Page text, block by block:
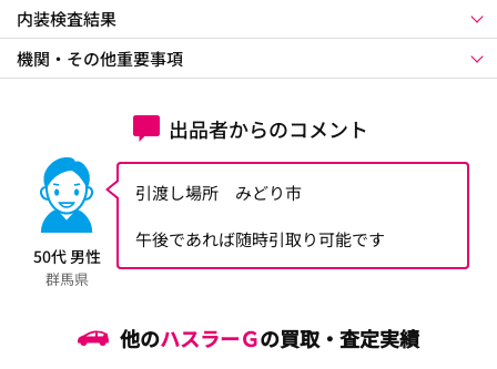
内装検査結果
機関・その他重要事項
出品者からのコメント
50代 男性
群馬県
引渡し場所 みどり市
午後であれば随時引取り可能です
他のハスラーＧの買取・査定実績